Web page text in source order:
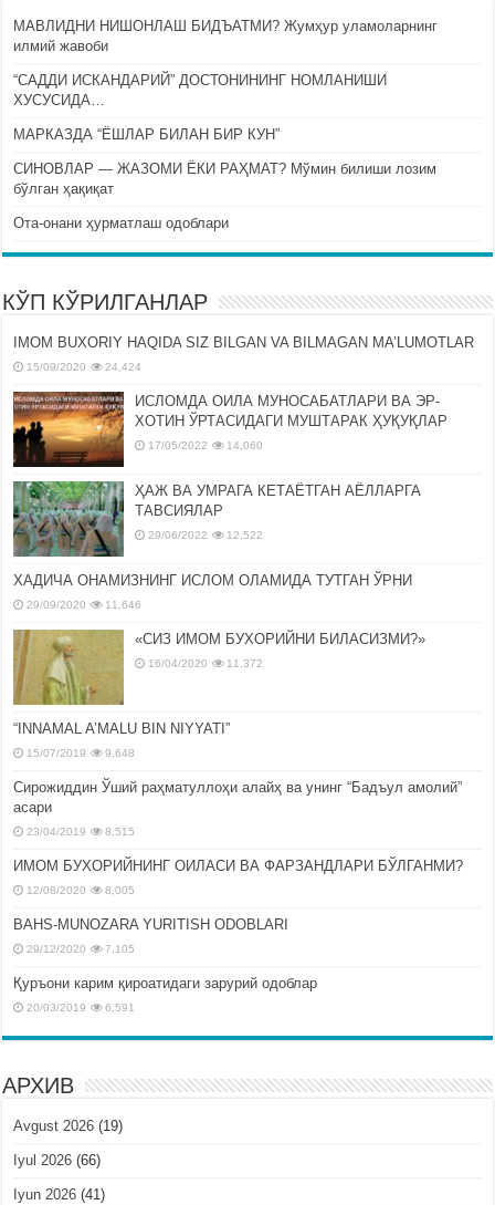
МАВЛИДНИ НИШОНЛАШ БИДЪАТМИ? Жумҳур уламоларнинг
илмий жавоби
“САДДИ ИСКАНДАРИЙ” ДОСТОНИНИНГ НОМЛАНИШИ
ХУСУСИДА…
МАРКАЗДА “ЁШЛАР БИЛАН БИР КУН”
СИНОВЛАР — ЖАЗОМИ ЁКИ РАҲМАТ? Мўмин билиши лозим
бўлган ҳақиқат
Ота-онани ҳурматлаш одоблари
КЎП КЎРИЛГАНЛАР
IMOM BUXORIY HAQIDA SIZ BILGAN VA BILMAGAN MA’LUMOTLAR
15/09/2020 24,424
ИСЛОМДА ОИЛА МУНОСАБАТЛАРИ ВА ЭР-
ХОТИН ЎРТАСИДАГИ МУШТАРАК ҲУҚУҚЛАР
17/05/2022 14,060
ҲАЖ ВА УМРАГА КЕТАЁТГАН АЁЛЛАРГА
ТАВСИЯЛАР
29/06/2022 12,522
ХАДИЧА ОНАМИЗНИНГ ИСЛОМ ОЛАМИДА ТУТГАН ЎРНИ
29/09/2020 11,646
«СИЗ ИМОМ БУХОРИЙНИ БИЛАСИЗМИ?»
16/04/2020 11,372
“INNAMAL A’MALU BIN NIYYATI”
15/07/2019 9,648
Сирожиддин Ўший раҳматуллоҳи алайҳ ва унинг “Бадъул амолий”
асари
23/04/2019 8,515
ИМОМ БУХОРИЙНИНГ ОИЛАСИ ВА ФАРЗАНДЛАРИ БЎЛГАНМИ?
12/08/2020 8,005
BAHS-MUNOZARA YURITISH ODOBLARI
29/12/2020 7,105
Қуръони карим қироатидаги зарурий одоблар
20/03/2019 6,591
АРХИВ
Avgust 2026 (19)
Iyul 2026 (66)
Iyun 2026 (41)